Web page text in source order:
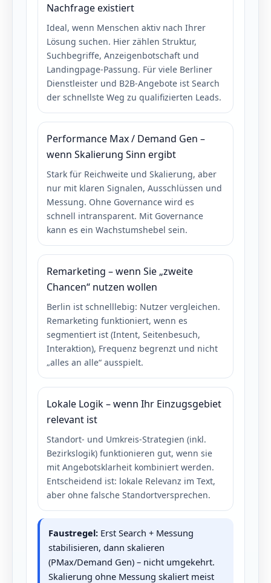
Nachfrage existiert
Ideal, wenn Menschen aktiv nach Ihrer
Lösung suchen. Hier zählen Struktur,
Suchbegriffe, Anzeigenbotschaft und
Landingpage-Passung. Für viele Berliner
Dienstleister und B2B-Angebote ist Search
der schnellste Weg zu qualifizierten Leads.
Performance Max / Demand Gen –
wenn Skalierung Sinn ergibt
Stark für Reichweite und Skalierung, aber
nur mit klaren Signalen, Ausschlüssen und
Messung. Ohne Governance wird es
schnell intransparent. Mit Governance
kann es ein Wachstumshebel sein.
Remarketing – wenn Sie „zweite
Chancen“ nutzen wollen
Berlin ist schnelllebig: Nutzer vergleichen.
Remarketing funktioniert, wenn es
segmentiert ist (Intent, Seitenbesuch,
Interaktion), Frequenz begrenzt und nicht
„alles an alle“ ausspielt.
Lokale Logik – wenn Ihr Einzugsgebiet
relevant ist
Standort- und Umkreis-Strategien (inkl.
Bezirkslogik) funktionieren gut, wenn sie
mit Angebotsklarheit kombiniert werden.
Entscheidend ist: lokale Relevanz im Text,
aber ohne falsche Standortversprechen.
Faustregel: Erst Search + Messung
stabilisieren, dann skalieren
(PMax/Demand Gen) – nicht umgekehrt.
Skalierung ohne Messung skaliert meist